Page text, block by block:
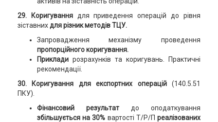
29. Коригування для приведення операцій до рівня
зіставнихдля різник методів ТЦУ.
Запровадження механізму проведення
пропорційного коригування.
Приклади розрахунків та коригувань. Практичні
рекомендації.
30. Коригування для експортних операцій(140.5.51
ПКУ).
Фінансовий результатдо оподаткування
збільшується на 30% вартості Т/Р/Преалізованих